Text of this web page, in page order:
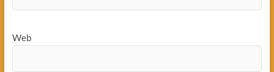
Web